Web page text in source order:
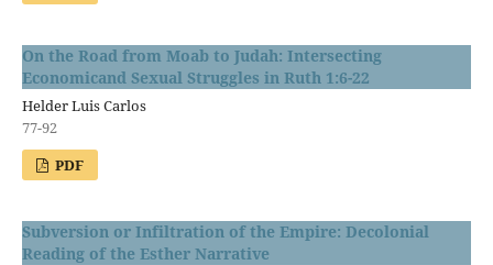
On the Road from Moab to Judah: Intersecting
Economicand Sexual Struggles in Ruth 1:6-22
Helder Luis Carlos
77-92
PDF
Subversion or Infiltration of the Empire: Decolonial
Reading of the Esther Narrative